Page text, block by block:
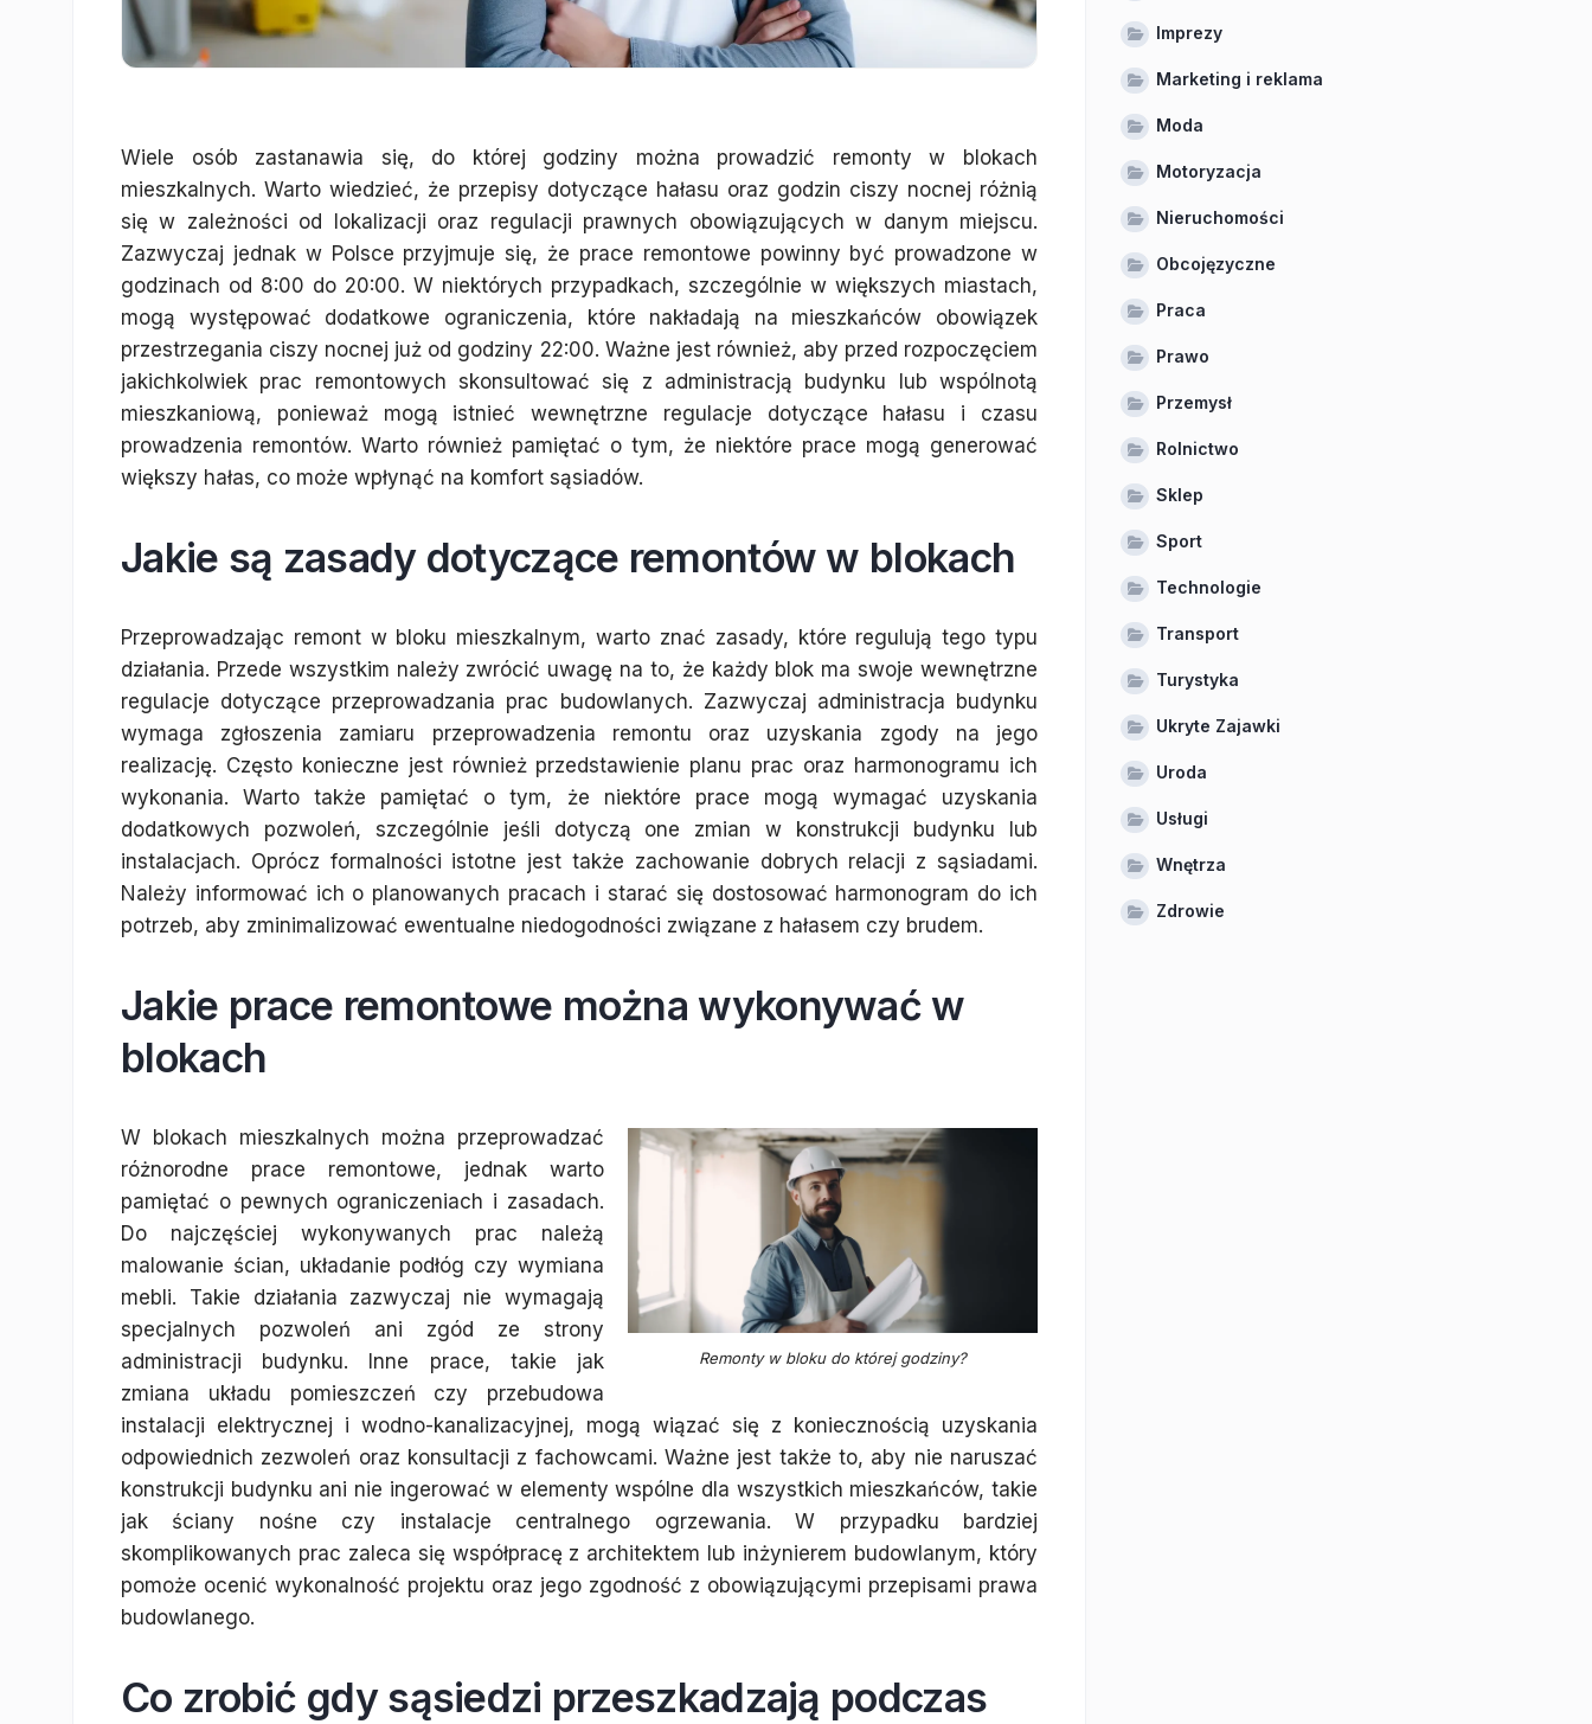
Wiele osób zastanawia się, do której godziny można prowadzić remonty w blokach
mieszkalnych. Warto wiedzieć, że przepisy dotyczące hałasu oraz godzin ciszy nocnej różnią
się w zależności od lokalizacji oraz regulacji prawnych obowiązujących w danym miejscu.
Zazwyczaj jednak w Polsce przyjmuje się, że prace remontowe powinny być prowadzone w
godzinach od 8:00 do 20:00. W niektórych przypadkach, szczególnie w większych miastach,
mogą występować dodatkowe ograniczenia, które nakładają na mieszkańców obowiązek
przestrzegania ciszy nocnej już od godziny 22:00. Ważne jest również, aby przed rozpoczęciem
jakichkolwiek prac remontowych skonsultować się z administracją budynku lub wspólnotą
mieszkaniową, ponieważ mogą istnieć wewnętrzne regulacje dotyczące hałasu i czasu
prowadzenia remontów. Warto również pamiętać o tym, że niektóre prace mogą generować
większy hałas, co może wpłynąć na komfort sąsiadów.
Jakie są zasady dotyczące remontów w blokach
Przeprowadzając remont w bloku mieszkalnym, warto znać zasady, które regulują tego typu
działania. Przede wszystkim należy zwrócić uwagę na to, że każdy blok ma swoje wewnętrzne
regulacje dotyczące przeprowadzania prac budowlanych. Zazwyczaj administracja budynku
wymaga zgłoszenia zamiaru przeprowadzenia remontu oraz uzyskania zgody na jego
realizację. Często konieczne jest również przedstawienie planu prac oraz harmonogramu ich
wykonania. Warto także pamiętać o tym, że niektóre prace mogą wymagać uzyskania
dodatkowych pozwoleń, szczególnie jeśli dotyczą one zmian w konstrukcji budynku lub
instalacjach. Oprócz formalności istotne jest także zachowanie dobrych relacji z sąsiadami.
Należy informować ich o planowanych pracach i starać się dostosować harmonogram do ich
potrzeb, aby zminimalizować ewentualne niedogodności związane z hałasem czy brudem.
Jakie prace remontowe można wykonywać w
blokach
Remonty w bloku do której godziny?
W blokach mieszkalnych można przeprowadzać
różnorodne prace remontowe, jednak warto
pamiętać o pewnych ograniczeniach i zasadach.
Do najczęściej wykonywanych prac należą
malowanie ścian, układanie podłóg czy wymiana
mebli. Takie działania zazwyczaj nie wymagają
specjalnych pozwoleń ani zgód ze strony
administracji budynku. Inne prace, takie jak
zmiana układu pomieszczeń czy przebudowa
instalacji elektrycznej i wodno-kanalizacyjnej, mogą wiązać się z koniecznością uzyskania
odpowiednich zezwoleń oraz konsultacji z fachowcami. Ważne jest także to, aby nie naruszać
konstrukcji budynku ani nie ingerować w elementy wspólne dla wszystkich mieszkańców, takie
jak ściany nośne czy instalacje centralnego ogrzewania. W przypadku bardziej
skomplikowanych prac zaleca się współpracę z architektem lub inżynierem budowlanym, który
pomoże ocenić wykonalność projektu oraz jego zgodność z obowiązującymi przepisami prawa
budowlanego.
Co zrobić gdy sąsiedzi przeszkadzają podczas
Imprezy
Marketing i reklama
Moda
Motoryzacja
Nieruchomości
Obcojęzyczne
Praca
Prawo
Przemysł
Rolnictwo
Sklep
Sport
Technologie
Transport
Turystyka
Ukryte Zajawki
Uroda
Usługi
Wnętrza
Zdrowie